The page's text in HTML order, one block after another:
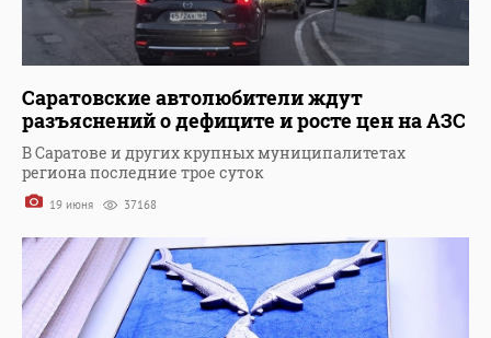
Саратовские автолюбители ждут
разъяснений о дефиците и росте цен на АЗС
В Саратове и других крупных муниципалитетах
региона последние трое суток
19 июня 37168